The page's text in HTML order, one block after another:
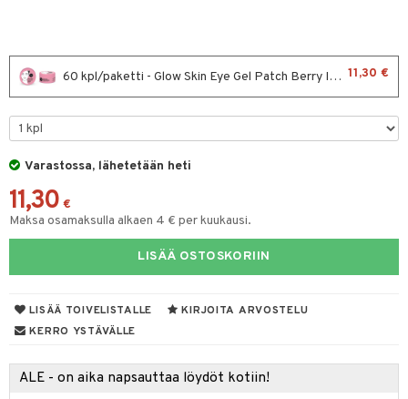
60 kpl/paketti - Glow Skin Eye Gel Patch Berry Iced tea 11,30 €
Varastossa, lähetetään heti
11,30 €
Maksa osamaksulla alkaen 4 € per kuukausi.
LISÄÄ OSTOSKORIIN
LISÄÄ TOIVELISTALLE
KIRJOITA ARVOSTELU
KERRO YSTÄVÄLLE
ALE - on aika napsauttaa löydöt kotiin!
jalat
hoito
tarvikkeet
öljyt